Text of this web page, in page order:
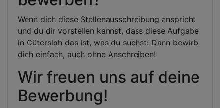
Wenn dich diese Stellenausschreibung anspricht
und du dir vorstellen kannst, dass diese Aufgabe
in Gütersloh das ist, was du suchst: Dann bewirb
dich einfach, auch ohne Anschreiben!
Wir freuen uns auf deine
Bewerbung!